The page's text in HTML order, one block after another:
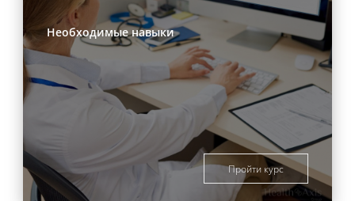
Необходимые навыки
Пройти курс